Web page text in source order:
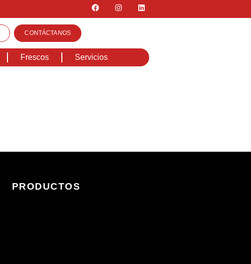
CONTÁCTANOS
Frescos Servicios
PRODUCTOS